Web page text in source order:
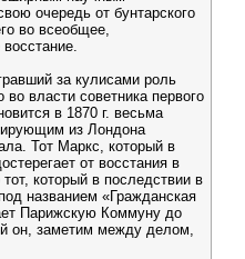
очередь от бунтарского
во всеобщее,
за кулисами роль
во власти советника первого
в 1870 г. весьма
из Лондона
Тот Маркс, который в
от восстания в
который в последствии в
названием «Гражданская
Парижскую Коммуну до
он, заметим между делом,